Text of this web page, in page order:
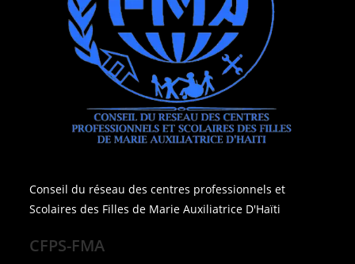
Conseil du réseau des centres professionnels et
Scolaires des Filles de Marie Auxiliatrice D'Haïti
CFPS-FMA